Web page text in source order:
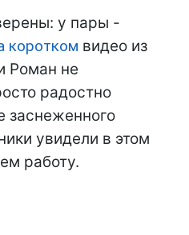
у пары -
коротком видео из
Роман не
радостно
заснеженного
увидели в этом
работу.